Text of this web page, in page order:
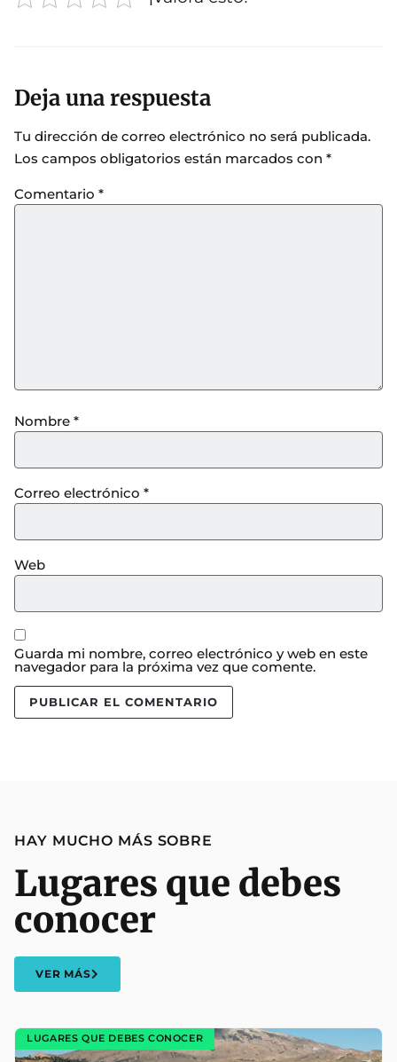
Deja una respuesta
Tu dirección de correo electrónico no será publicada.
Los campos obligatorios están marcados con *
Comentario *
Nombre *
Correo electrónico *
Web
Guarda mi nombre, correo electrónico y web en este
navegador para la próxima vez que comente.
HAY MUCHO MÁS SOBRE
Lugares que debes
conocer
VER MÁS
LUGARES QUE DEBES CONOCER